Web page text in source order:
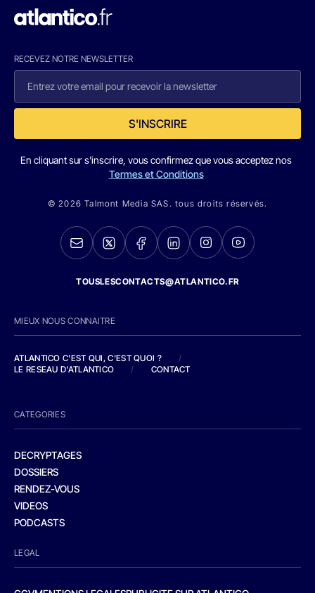
RECEVEZ NOTRE NEWSLETTER
S'INSCRIRE
En cliquant sur s'inscrire, vous confirmez que vous acceptez nos
Termes et Conditions
© 2026 Talmont Media SAS. tous droits réservés.
TOUSLESCONTACTS@ATLANTICO.FR
MIEUX NOUS CONNAITRE
ATLANTICO C'EST QUI, C'EST QUOI ?
/
LE RESEAU D'ATLANTICO
/ CONTACT
CATEGORIES
DECRYPTAGES
DOSSIERS
RENDEZ-VOUS
VIDEOS
PODCASTS
LEGAL